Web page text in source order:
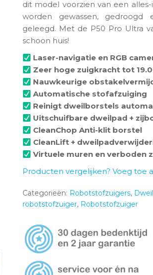
dit model voorzien van een
worden gewassen,
geleegd. Met de P50 Pro Ultra
schoon huis!
Laser-navigatie en RGB
Zeer hoge zuigkracht tot
Nauwkeurige
Automatische stofafzuiging
Reinigt dweilborstels
Uitschuifbare dweilpad +
CleanChop Anti-klit borstel
CleanLift +
Virtuele muren en verboden
Producten vergelijken? Voeg toe
Categorieën: Robotstofzuigers,
robotstofzuiger, Robotstofzuiger